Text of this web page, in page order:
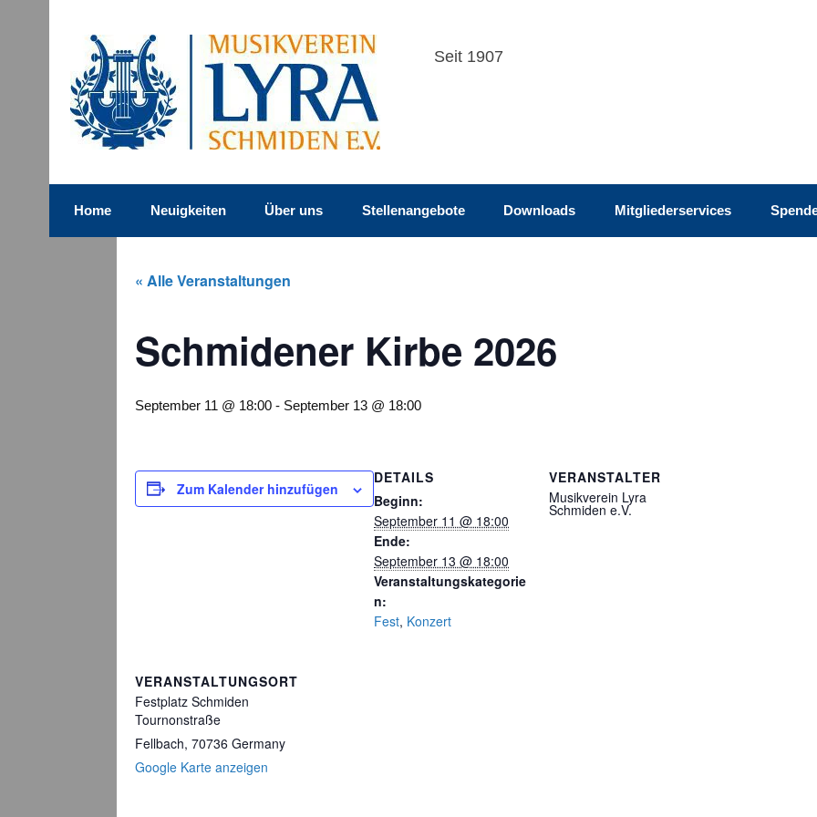
Musikverein Lyra Schmiden e.V.
Seit 1907
Home Neuigkeiten Über uns Stellenangebote Downloads Mitgliederservices
« Alle Veranstaltungen
Schmidener Kirbe 2026
September 11 @ 18:00 - September 13 @ 18:00
Zum Kalender hinzufügen
DETAILS
Beginn:
September 11 @ 18:00
Ende:
September 13 @ 18:00
Veranstaltungskategorie
n:
Fest, Konzert
VERANSTALTER
Musikverein Lyra
Schmiden e.V.
VERANSTALTUNGSORT
Festplatz Schmiden
Tournonstraße
Fellbach, 70736 Germany
Google Karte anzeigen